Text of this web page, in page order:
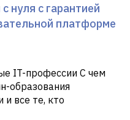
нуля с гарантией
платформе
IT-профессии С чем
образования
и все те, кто